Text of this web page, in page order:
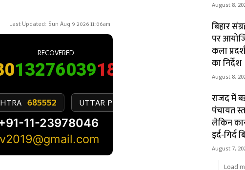
August 8,
बिहार
पर
कला
का निर्देश
August 8,
राजद में
पंचायत
लेकिन
इर्द-गिर्द
August 7,
Load